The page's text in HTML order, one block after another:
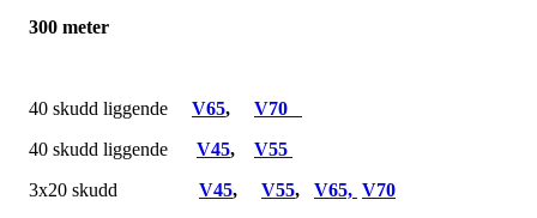
300 meter
40 skudd liggende V65,
V70
40 skudd liggende V45, V55
3x20 skudd V45, V55, V65, V70